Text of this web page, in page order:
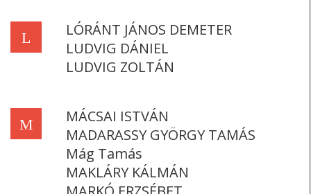
L
LÓRÁNT JÁNOS DEMETER
LUDVIG DÁNIEL
LUDVIG ZOLTÁN
M
MÁCSAI ISTVÁN
MADARASSY GYÖRGY TAMÁS
Mág Tamás
MAKLÁRY KÁLMÁN